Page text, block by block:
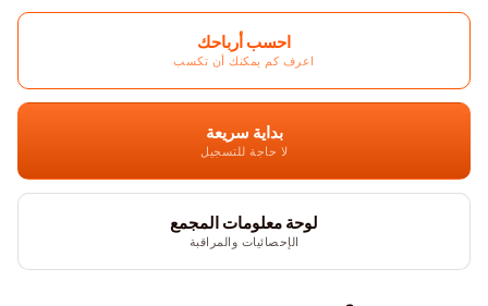
احسب أرباحك
اعرف كم يمكنك أن تكسب
بداية سريعة
لا حاجة للتسجيل
لوحة معلومات المجمع
الإحصائيات والمراقبة